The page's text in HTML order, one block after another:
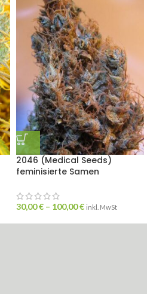
2046 (Medical Seeds)
feminisierte Samen
30,00€ – 100,00€ inkl. MwSt